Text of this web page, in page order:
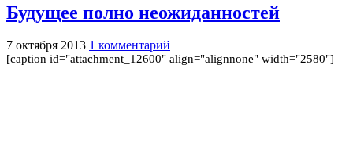
Будущее полно неожиданностей
7 октября 2013 1 комментарий
[caption id="attachment_12600" align="alignnone" width="2580"]